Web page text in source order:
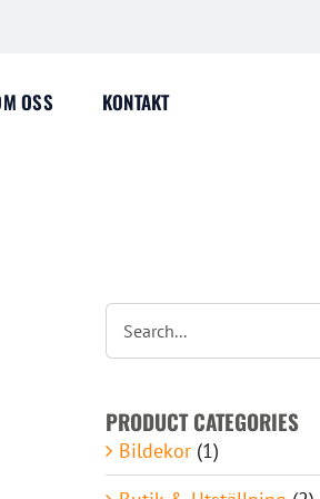
OSS KONTAKT
PRODUCT CATEGORIES
Bildekor (1)